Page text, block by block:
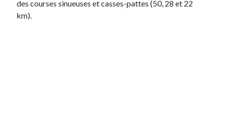
Derniers Commentaires
des courses sinueuses et casses-pattes (50, 28 et 22
km).